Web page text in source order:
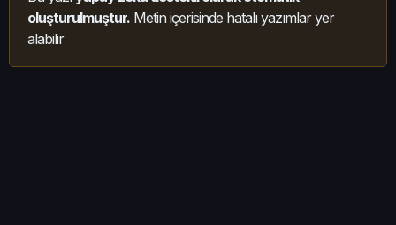
oluşturulmuştur. Metin içerisinde hatalı yazımlar yer
alabilir